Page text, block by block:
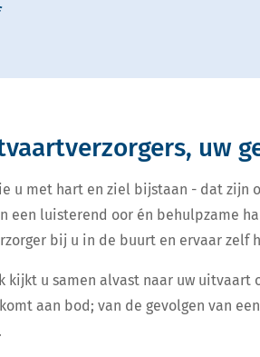
uw
u met hart en ziel bijstaan - dat zijn
een luisterend oor én behulpzame
bij u in de buurt en ervaar zelf
kijkt u samen alvast naar uw uitvaart
aan bod; van de gevolgen van